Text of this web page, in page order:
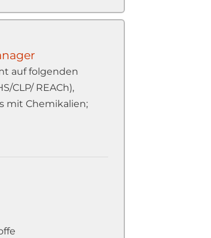
auf folgenden
CLP/ REACh),
mit Chemikalien;